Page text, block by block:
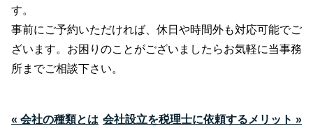
す。
事前にご予約いただければ、休日や時間外も対応可能でご
ざいます。お困りのことがございましたらお気軽に当事務
所までご相談下さい。
« 会社の種類とは 会社設立を税理士に依頼するメリット »